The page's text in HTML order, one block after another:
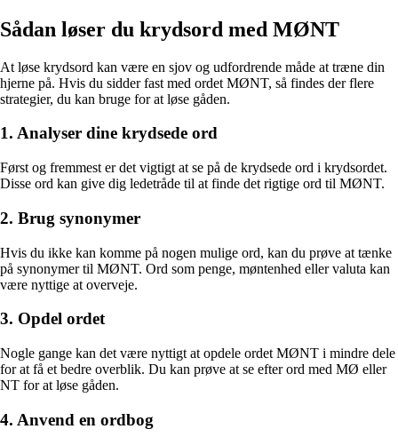
Sådan løser du krydsord med MØNT
At løse krydsord kan være en sjov og udfordrende måde at træne din
hjerne på. Hvis du sidder fast med ordet MØNT, så findes der flere
strategier, du kan bruge for at løse gåden.
1. Analyser dine krydsede ord
Først og fremmest er det vigtigt at se på de krydsede ord i krydsordet.
Disse ord kan give dig ledetråde til at finde det rigtige ord til MØNT.
2. Brug synonymer
Hvis du ikke kan komme på nogen mulige ord, kan du prøve at tænke
på synonymer til MØNT. Ord som penge, møntenhed eller valuta kan
være nyttige at overveje.
3. Opdel ordet
Nogle gange kan det være nyttigt at opdele ordet MØNT i mindre dele
for at få et bedre overblik. Du kan prøve at se efter ord med MØ eller
NT for at løse gåden.
4. Anvend en ordbog